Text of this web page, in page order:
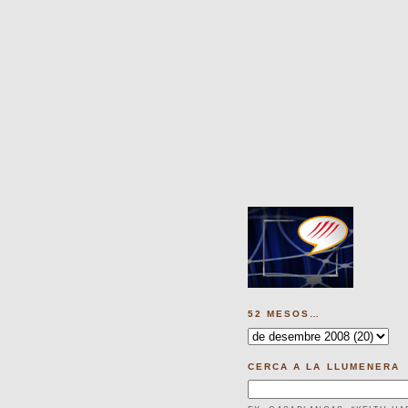
52 MESOS…
CERCA A LA LLUMENERA